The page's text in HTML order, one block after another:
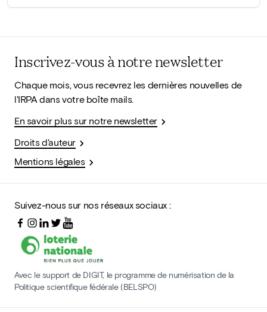
Inscrivez-vous à notre newsletter
Chaque mois, vous recevrez les dernières nouvelles de
l'IRPA dans votre boîte mails.
En savoir plus sur notre newsletter
Droits d'auteur
Mentions légales
Suivez-nous sur nos réseaux sociaux :
Avec le support de DIGIT, le programme de numérisation de la
Politique scientifique fédérale (BELSPO)